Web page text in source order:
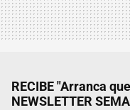
RECIBE "Arranca
NEWSLETTER